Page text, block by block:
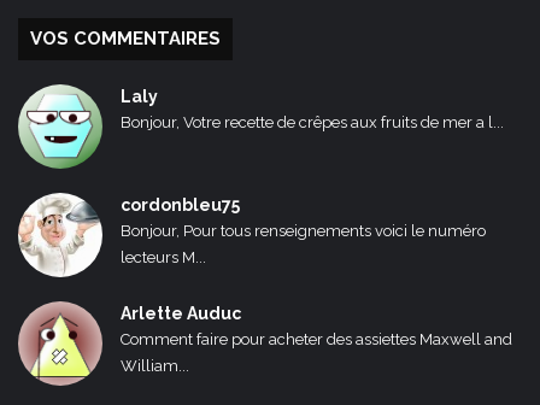
VOS COMMENTAIRES
Laly
Bonjour, Votre recette de crêpes aux fruits de mer a l...
cordonbleu75
Bonjour, Pour tous renseignements voici le numéro
lecteurs M...
Arlette Auduc
Comment faire pour acheter des assiettes Maxwell and
William...